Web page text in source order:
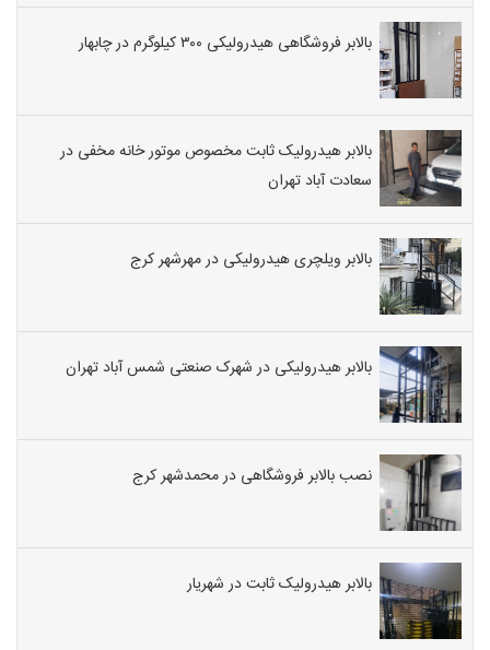
بالابر فروشگاهی هیدرولیکی ۳۰۰ کیلوگرم در چابهار
بالابر هیدرولیک ثابت مخصوص موتور خانه مخفی در
سعادت آباد تهران
بالابر ویلچری هیدرولیکی در مهرشهر کرج
بالابر هیدرولیکی در شهرک صنعتی شمس آباد تهران
نصب بالابر فروشگاهی در محمدشهر کرج
بالابر هیدرولیک ثابت در شهریار